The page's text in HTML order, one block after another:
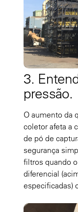
3.
pressão.
O aumento da
coletor afeta a
de pó de
segurança
filtros quando
diferencial
especificadas)